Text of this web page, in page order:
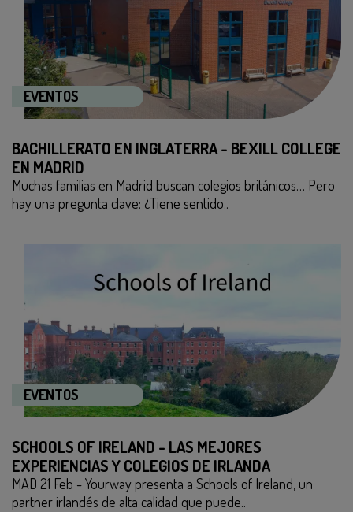
EVENTOS
BACHILLERATO EN INGLATERRA - BEXILL COLLEGE
EN MADRID
Muchas familias en Madrid buscan colegios británicos… Pero
hay una pregunta clave: ¿Tiene sentido..
EVENTOS
SCHOOLS OF IRELAND - LAS MEJORES
EXPERIENCIAS Y COLEGIOS DE IRLANDA
MAD 21 Feb - Yourway presenta a Schools of Ireland, un
partner irlandés de alta calidad que puede..